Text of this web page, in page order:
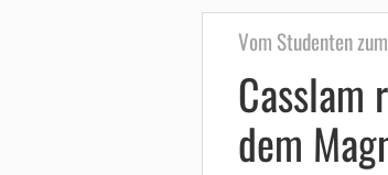
Vom Studenten
Casslam
dem